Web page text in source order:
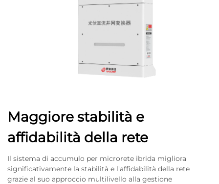
Maggiore stabilità e
affidabilità della rete
Il sistema di accumulo per microrete ibrida migliora
significativamente la stabilità e l'affidabilità della rete
grazie al suo approccio multilivello alla gestione